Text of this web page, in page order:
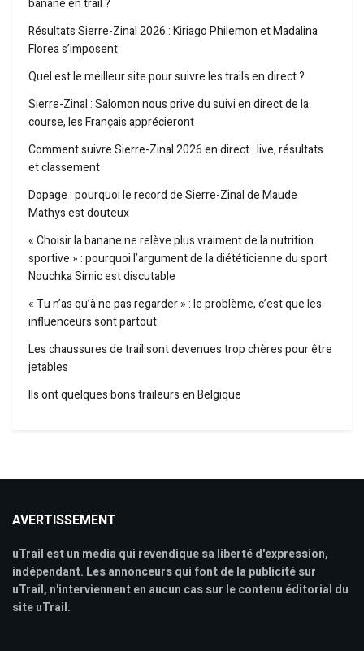
Résultats Sierre-Zinal 2026 : Kiriago Philemon et Madalina
Florea s’imposent
Quel est le meilleur site pour suivre les trails en direct ?
Sierre-Zinal : Salomon nous prive du suivi en direct de la
course, les Français apprécieront
Comment suivre Sierre-Zinal 2026 en direct : live, résultats
et classement
Dopage : pourquoi le record de Sierre-Zinal de Maude
Mathys est douteux
« Choisir la banane ne relève plus vraiment de la nutrition
sportive » : pourquoi l’argument de la diététicienne du sport
Nouchka Simic est discutable
« Tu n’as qu’à ne pas regarder » : le problème, c’est que les
influenceurs sont partout
Les chaussures de trail sont devenues trop chères pour être
jetables
Ils ont quelques bons traileurs en Belgique
AVERTISSEMENT
uTrail est un media qui revendique sa liberté d'expression,
indépendant. Les annonceurs qui font de la publicité sur
uTrail, n'interviennent en aucun cas sur le contenu éditorial du
site uTrail.